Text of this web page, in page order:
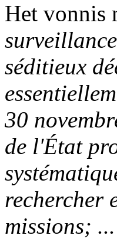
Het vonnis
séditieux
30
de l'État
rechercher
missions;